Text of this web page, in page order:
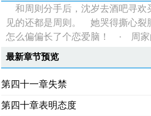
和周则分手后，沈岁去酒吧寻欢
见的还都是周则。 她哭得撕心裂
怎么偏偏长了个恋爱脑！ · 周家
最新章节预览
第四十一章失禁
第四十章表明态度